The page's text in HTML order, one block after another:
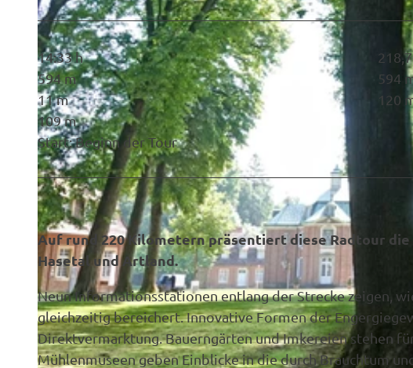
14:33 h
594 m
594
11 m
120
109 m
Start: Beginn der Tour
Auf rund 220 Kilometern präsentiert diese Radtour
Hasetal und Artland.
Neun Informationsstationen entlang der Strecke zeigen,
gleichzeitig bereichert. Innovative Formen der
Direktvermarktung. Bauerngärten und Imkereien stehen
Mühlenmuseen geben Einblicke in die durch Brauchtum